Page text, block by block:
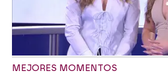
MEJORES MOMENTOS